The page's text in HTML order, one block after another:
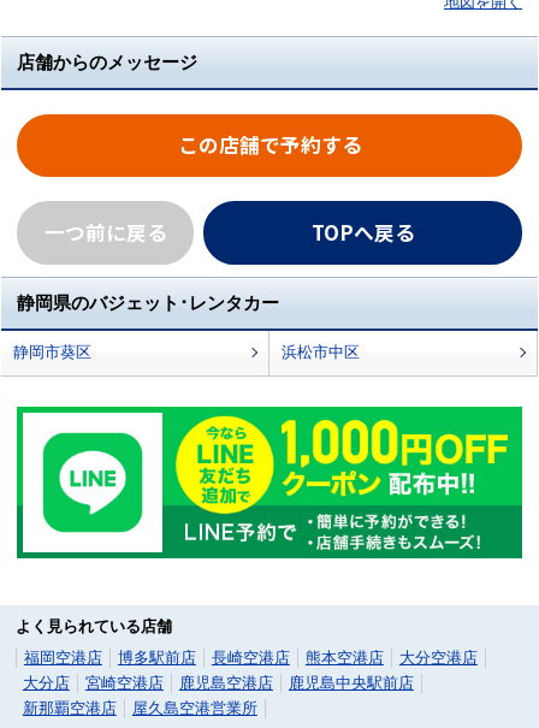
店舗からのメッセージ
この店舗で予約する
一つ前に戻る TOPへ戻る
静岡県のバジェット･レンタカー
静岡市葵区 浜松市中区
よく見られている店舗
福岡空港店
博多駅前店 長崎空港店 熊本空港店
大分空港店
大分店
宮崎空港店 鹿児島空港店
鹿児島中央駅前店
新那覇空港店
屋久島空港営業所